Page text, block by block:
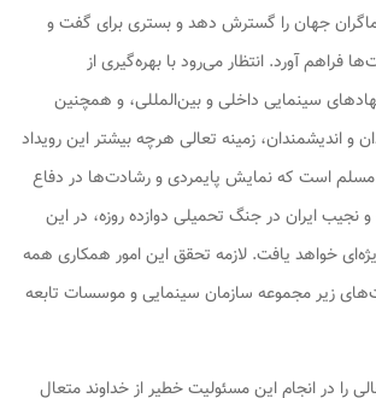
جهان را گسترش دهد و بستری برای گفت و
فراهم آورد. انتظار می‌رود با بهره‌گیری از
سینمایی داخلی و بین‌المللی، و همچنین
و اندیشمندان، زمینه تعالی هرچه بیشتر این رویداد
مسلم است که نمایش پایمردی و رشادت‌ها در دفاع
نجیب ایران در جنگ تحمیلی دوازده روزه، در این
خواهد یافت. لازمه تحقق این امور همکاری همه
زیر مجموعه سازمان سینمایی و موسسات تابعه
را در انجام این مسئولیت خطیر از خداوند متعال